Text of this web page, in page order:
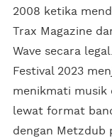
2008 ketika
Trax Magazine
Wave secara
Festival 2023
menikmati musik
lewat format
dengan Metzdub